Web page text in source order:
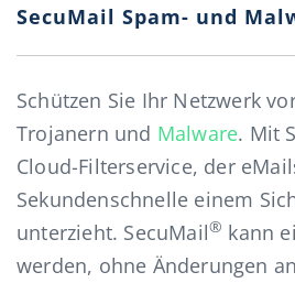
SecuMail Spam- und
Schützen Sie Ihr Netzwerk
Trojanern und Malware. Mit
Cloud-Filterservice, der
Sekundenschnelle einem
unterzieht. SecuMail® kann
werden, ohne Änderungen